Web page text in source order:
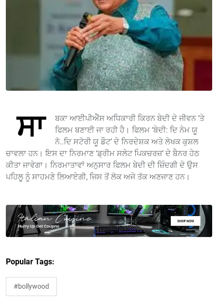
ਸਾ
ਬਕਾ ਆਈਪੀਐੱਸ ਅਧਿਕਾਰੀ ਕਿਰਨ ਬੇਦੀ ਦੇ ਜੀਵਨ ’ਤੇ
ਫਿਲਮ ਬਣਾਈ ਜਾ ਰਹੀ ਹੈ। ਫਿਲਮ ‘ਬੇਦੀ: ਦਿ ਨੇਮ ਯੂ
ਨੋ..ਦਿ ਸਟੋਰੀ ਯੂ ਡੌਟ’ ਦੇ ਨਿਰਦੇਸ਼ਕ ਅਤੇ ਲੇਖਕ ਕੁਸ਼ਲ
ਚਾਵਲਾ ਹਨ। ਇਸ ਦਾ ਨਿਰਮਾਣ ‘ਡ੍ਰੀਮ ਸਲੇਟ ਪਿਕਚਰਜ਼’ ਦੇ ਬੈਨਰ ਹੇਠ
ਕੀਤਾ ਜਾਵੇਗਾ। ਨਿਰਮਾਤਾਵਾਂ ਅਨੁਸਾਰ ਫਿਲਮ ਬੇਦੀ ਦੀ ਜ਼ਿੰਦਗੀ ਦੇ ਉਸ
ਪਹਿਲੂ ਨੂੰ ਸਾਹਮਣੇ ਲਿਆਏਗੀ, ਜਿਸ ਤੋਂ ਲੋਕ ਅਜੇ ਤੱਕ ਅਣਜਾਣ ਹਨ।
Popular Tags:
#bollywood